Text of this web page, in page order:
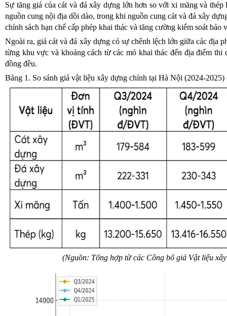
Sự tăng giá của cát và đá xây dựng lớn hơn so với xi măng và
nguồn cung nội địa dồi dào, trong khi nguồn cung cát và đá xây
chính sách hạn chế cấp phép khai thác và tăng cường kiểm soát bảo
Ngoài ra, giá cát và đá xây dựng có sự chênh lệch lớn giữa các địa
từng khu vực và khoảng cách từ các mỏ khai thác đến địa điểm thi
đồng đều.
Bảng 1. So sánh giá vật liệu xây dựng chính tại Hà Nội (2024-
(Nguồn: Tổng hợp từ các Công bố giá Vật liệu